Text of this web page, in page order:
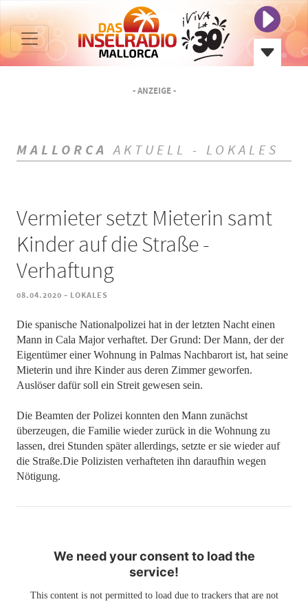
- ANZEIGE -
MALLORCA AKTUELL - LOKALES
Vermieter setzt Mieterin samt
Kinder auf die Straße -
Verhaftung
08.04.2020 - LOKALES
Die spanische Nationalpolizei hat in der letzten Nacht einen
Mann in Cala Major verhaftet. Der Grund: Der Mann, der der
Eigentümer einer Wohnung in Palmas Nachbarort ist, hat seine
Mieterin und ihre Kinder aus deren Zimmer geworfen.
Auslöser dafür soll ein Streit gewesen sein.
Die Beamten der Polizei konnten den Mann zunächst
überzeugen, die Familie wieder zurück in die Wohnung zu
lassen, drei Stunden später allerdings, setzte er sie wieder auf
die Straße.Die Polizisten verhafteten ihn daraufhin wegen
Nötigung.
We need your consent to load the
service!
This content is not permitted to load due to trackers that are not